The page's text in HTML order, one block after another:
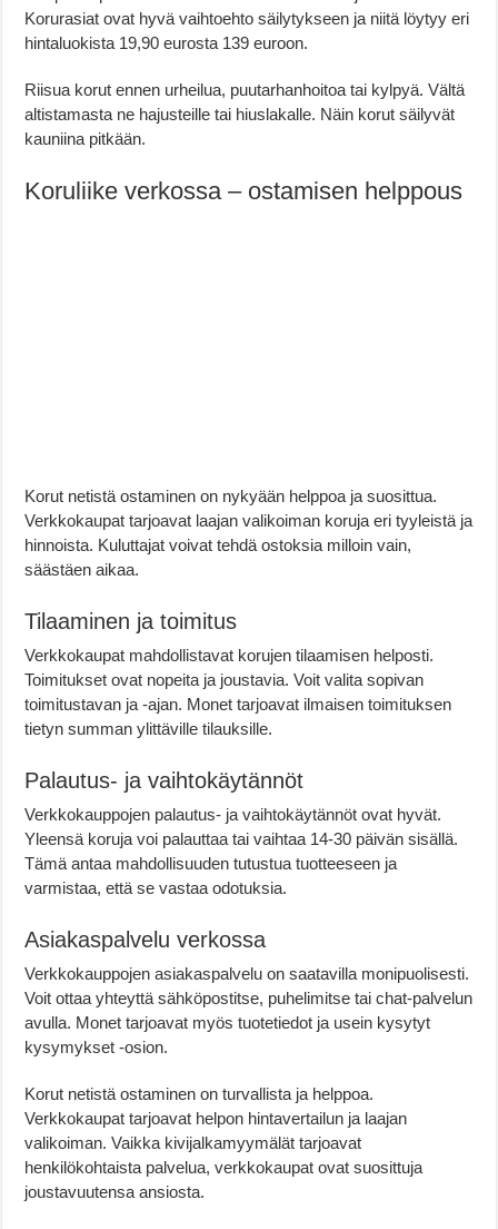
Korurasiat ovat hyvä vaihtoehto säilytykseen ja niitä löytyy eri
hintaluokista 19,90 eurosta 139 euroon.
Riisua korut ennen urheilua, puutarhanhoitoa tai kylpyä. Vältä
altistamasta ne hajusteille tai hiuslakalle. Näin korut säilyvät
kauniina pitkään.
Koruliike verkossa – ostamisen helppous
Korut netistä ostaminen on nykyään helppoa ja suosittua.
Verkkokaupat tarjoavat laajan valikoiman koruja eri tyyleistä ja
hinnoista. Kuluttajat voivat tehdä ostoksia milloin vain,
säästäen aikaa.
Tilaaminen ja toimitus
Verkkokaupat mahdollistavat korujen tilaamisen helposti.
Toimitukset ovat nopeita ja joustavia. Voit valita sopivan
toimitustavan ja -ajan. Monet tarjoavat ilmaisen toimituksen
tietyn summan ylittäville tilauksille.
Palautus- ja vaihtokäytännöt
Verkkokauppojen palautus- ja vaihtokäytännöt ovat hyvät.
Yleensä koruja voi palauttaa tai vaihtaa 14-30 päivän sisällä.
Tämä antaa mahdollisuuden tutustua tuotteeseen ja
varmistaa, että se vastaa odotuksia.
Asiakaspalvelu verkossa
Verkkokauppojen asiakaspalvelu on saatavilla monipuolisesti.
Voit ottaa yhteyttä sähköpostitse, puhelimitse tai chat-palvelun
avulla. Monet tarjoavat myös tuotetiedot ja usein kysytyt
kysymykset -osion.
Korut netistä ostaminen on turvallista ja helppoa.
Verkkokaupat tarjoavat helpon hintavertailun ja laajan
valikoiman. Vaikka kivijalkamyymälät tarjoavat
henkilökohtaista palvelua, verkkokaupat ovat suosittuja
joustavuutensa ansiosta.